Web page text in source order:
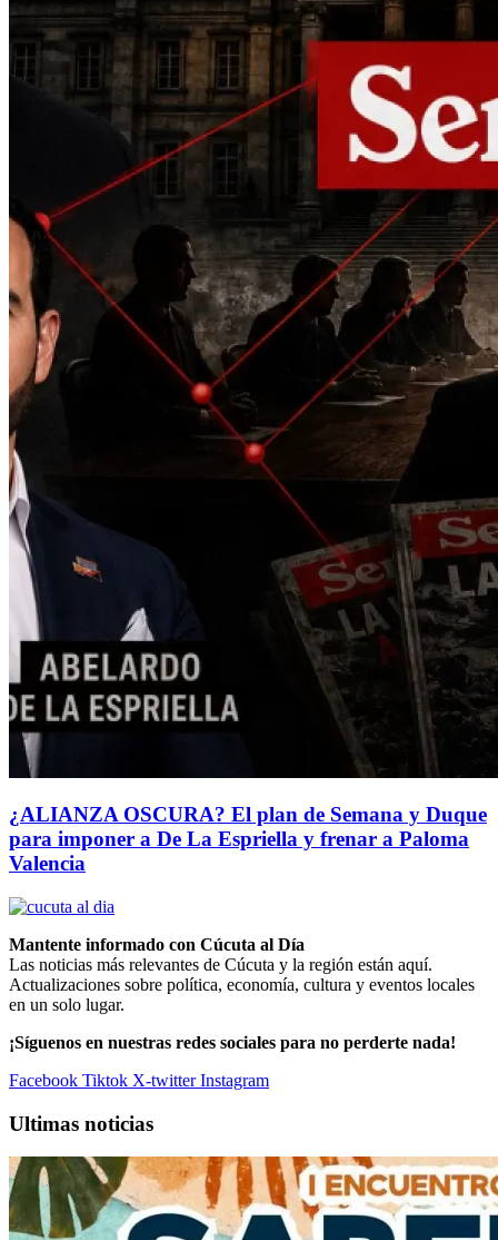
¿ALIANZA OSCURA? El plan de Semana y Duque
para imponer a De La Espriella y frenar a Paloma
Valencia
Mantente informado con Cúcuta al Día
Las noticias más relevantes de Cúcuta y la región están aquí.
Actualizaciones sobre política, economía, cultura y eventos locales
en un solo lugar.
¡Síguenos en nuestras redes sociales para no perderte nada!
Facebook Tiktok X-twitter Instagram
Ultimas noticias